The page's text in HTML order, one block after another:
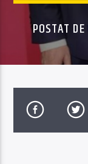
POSTAT DE